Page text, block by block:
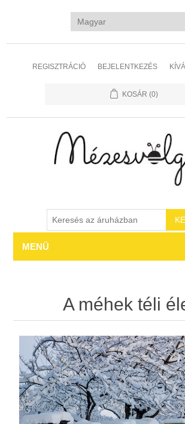
REGISZTRÁCIÓ BEJELENTKEZÉS
KOSÁR (0)
MENÜ
A méhek téli